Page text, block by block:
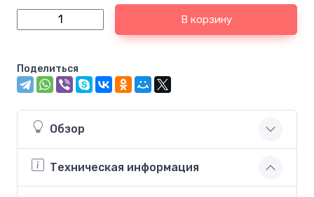
В корзину
Поделиться
Обзор
Техническая информация